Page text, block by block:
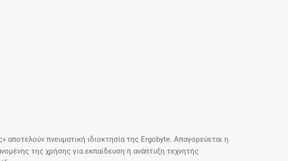
πνευματική ιδιοκτησία της Ergobyte. Απαγορεύεται η
της χρήσης για εκπαίδευση ή ανάπτυξη τεχνητής